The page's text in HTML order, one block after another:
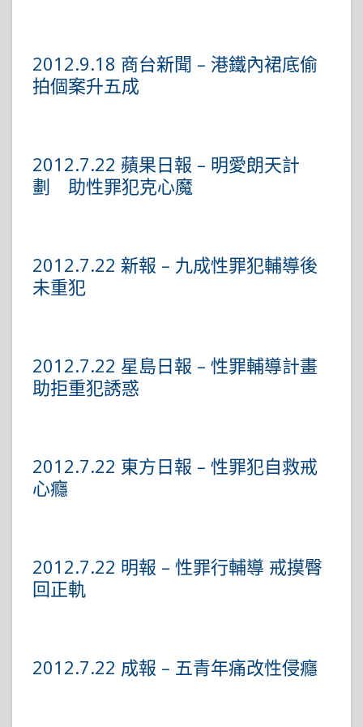
2012.9.18 商台新聞 – 港鐵內裙底偷
拍個案升五成
2012.7.22 蘋果日報 – 明愛朗天計
劃 助性罪犯克心魔
2012.7.22 新報 – 九成性罪犯輔導後
未重犯
2012.7.22 星島日報 – 性罪輔導計畫
助拒重犯誘惑
2012.7.22 東方日報 – 性罪犯自救戒
心癮
2012.7.22 明報 – 性罪行輔導 戒摸臀
回正軌
2012.7.22 成報 – 五青年痛改性侵癮